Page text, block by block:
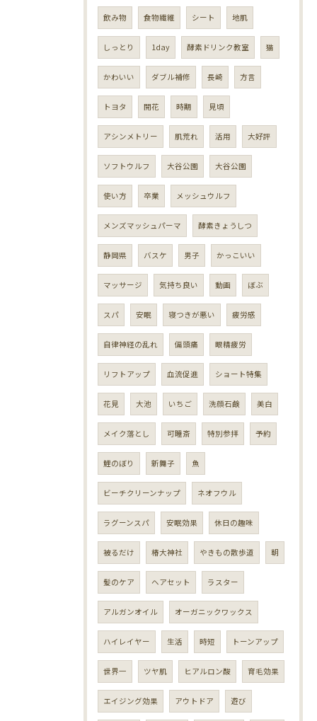
飲み物 食物繊維 シート 地肌
しっとり 1day 酵素ドリンク教室 猫
かわいい ダブル補修 長崎 方言
トヨタ 開花 時期 見頃
アシンメトリー 肌荒れ 活用 大好評
ソフトウルフ 大谷公園 大谷公園
使い方 卒業 メッシュウルフ
メンズマッシュパーマ 酵素きょうしつ
静岡県 バスケ 男子 かっこいい
マッサージ 気持ち良い 動画 ぼぶ
スパ 安眠 寝つきが悪い 疲労感
自律神経の乱れ 偏頭痛 眼精疲労
リフトアップ 血流促進 ショート特集
花見 大池 いちご 洗顔石鹸 美白
メイク落とし 可睡斎 特別参拝 予約
鯉のぼり 新舞子 魚
ビーチクリーンナップ ネオフウル
ラグーンスパ 安眠効果 休日の趣味
被るだけ 椿大神社 やきもの散歩道 朝
髪のケア ヘアセット ラスター
アルガンオイル オーガニックワックス
ハイレイヤー 生活 時短 トーンアップ
世界一 ツヤ肌 ヒアルロン酸 育毛効果
エイジング効果 アウトドア 遊び